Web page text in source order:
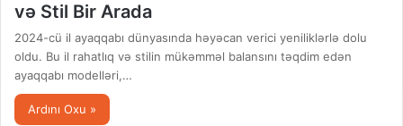
və Stil Bir Arada
2024-cü il ayaqqabı dünyasında həyəcan verici yeniliklərlə dolu
oldu. Bu il rahatlıq və stilin mükəmməl balansını təqdim edən
ayaqqabı modelləri,…
Ardını Oxu »